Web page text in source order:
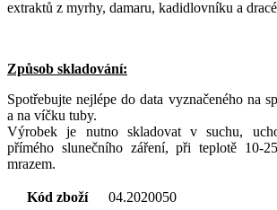
extraktů z myrhy, damaru, kadidlovníku a
Způsob skladování:
Spotřebujte nejlépe do data vyznačeného na
a na víčku tuby.
Výrobek je nutno skladovat v suchu,
přímého slunečního záření, při teplotě 10-
mrazem.
Kód zboží
04.2020050